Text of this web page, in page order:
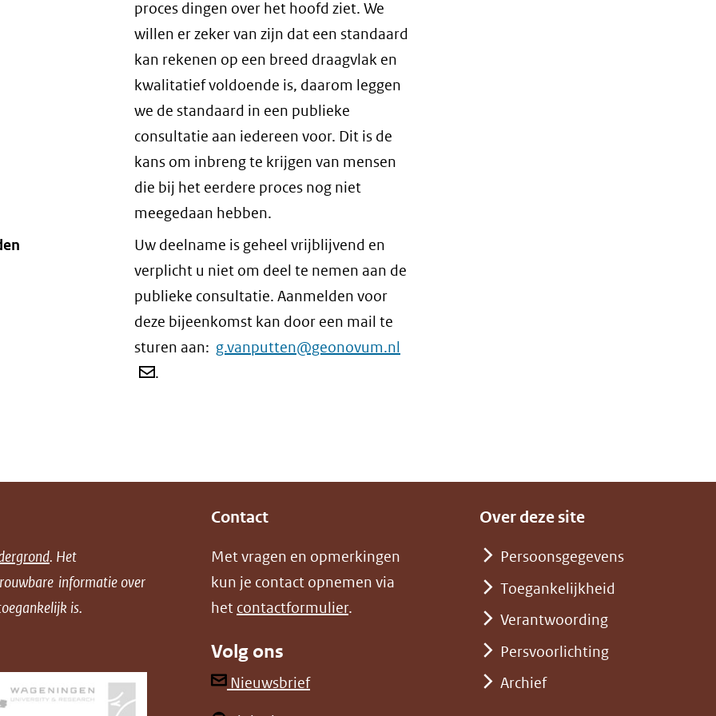
proces dingen over het hoofd ziet. We
willen er zeker van zijn dat een standaard
kan rekenen op een breed draagvlak en
kwalitatief voldoende is, daarom leggen
we de standaard in een publieke
consultatie aan iedereen voor. Dit is de
kans om inbreng te krijgen van mensen
die bij het eerdere proces nog niet
meegedaan hebben.
Uw deelname is geheel vrijblijvend en
verplicht u niet om deel te nemen aan de
publieke consultatie. Aanmelden voor
deze bijeenkomst kan door een mail te
sturen aan: g.vanputten@geonovum.nl
.
. Het
informatie over
is.
Contact
Met vragen en opmerkingen
kun je contact opnemen via
het contactformulier.
Volg ons
Nieuwsbrief(opent
Over deze site
Persoonsgegevens
Toegankelijkheid
Verantwoording
Persvoorlichting
Archief